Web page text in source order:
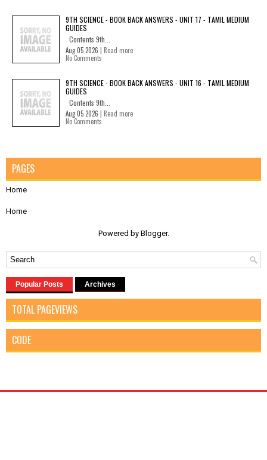
9TH SCIENCE - BOOK BACK ANSWERS - UNIT 17 - TAMIL MEDIUM
GUIDES
Contents 9th...
Aug 05 2026 | Read more
No Comments
9TH SCIENCE - BOOK BACK ANSWERS - UNIT 16 - TAMIL MEDIUM
GUIDES
Contents 9th...
Aug 05 2026 | Read more
No Comments
PAGES
Home
Home
Powered by Blogger.
Popular Posts Archives
TOTAL PAGEVIEWS
CODE